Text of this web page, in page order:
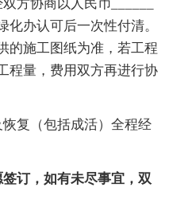
方协商以人民币______
办认可后一次性付清。
的施工图纸为准，若工程
程量，费用双方再进行协
复（包括成活）全程经
订，如有未尽事宜，双